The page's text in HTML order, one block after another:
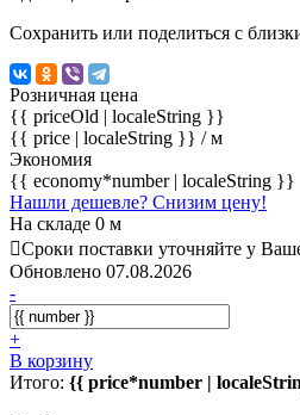
Сохранить или поделиться с
Розничная цена
{{ priceOld | localeString }}
{{ price | localeString }} / м
Экономия
{{ economy*number | localeString }}
Нашли дешевле? Снизим цену!
На складе 0 м
Сроки поставки уточняйте у
Обновлено 07.08.2026
-
+
В корзину
Итого: {{ price*number |